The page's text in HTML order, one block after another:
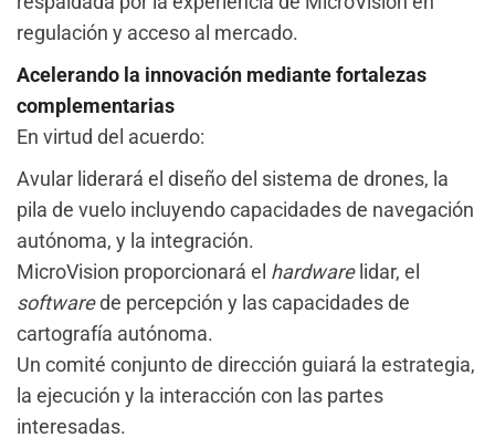
regulación y acceso al mercado.
Acelerando la innovación mediante fortalezas
complementarias
En virtud del acuerdo:
Avular liderará el diseño del sistema de drones, la
pila de vuelo incluyendo capacidades de navegación
autónoma, y la integración.
MicroVision proporcionará el hardwarelidar, el
softwarede percepción y las capacidades de
cartografía autónoma.
Un comité conjunto de dirección guiará la estrategia,
la ejecución y la interacción con las partes
interesadas.